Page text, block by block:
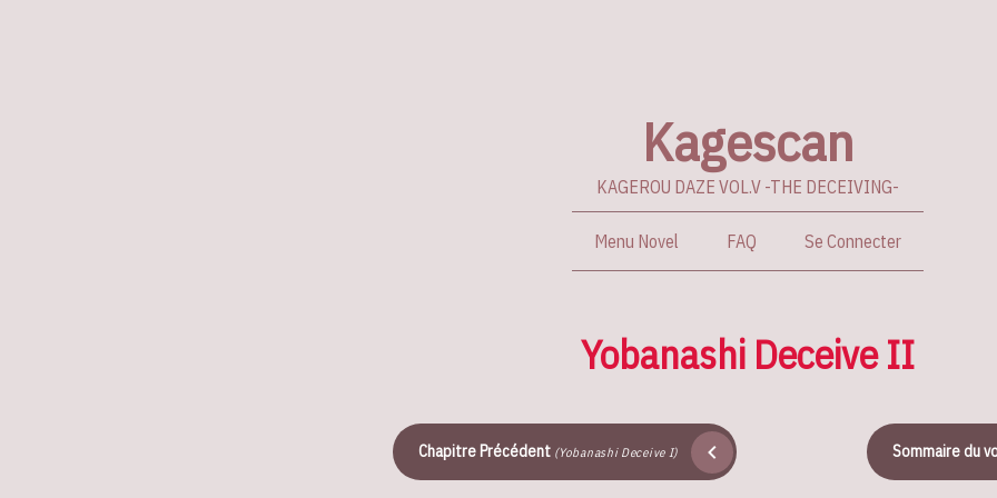
Kagescan
KAGEROU DAZE VOL.V -THE DECEIVING-
Menu Novel FAQ Se Connecter
Yobanashi Deceive II
Chapitre Précédent (Yobanashi Deceive I) Sommaire du